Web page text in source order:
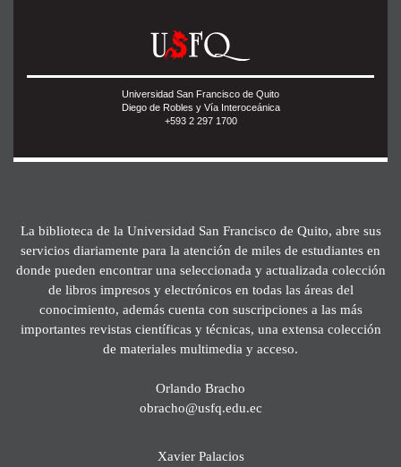
Universidad San Francisco de Quito
Diego de Robles y Vía Interoceánica
+593 2 297 1700
La biblioteca de la Universidad San Francisco de Quito, abre sus
servicios diariamente para la atención de miles de estudiantes en
donde pueden encontrar una seleccionada y actualizada colección
de libros impresos y electrónicos en todas las áreas del
conocimiento, además cuenta con suscripciones a las más
importantes revistas científicas y técnicas, una extensa colección
de materiales multimedia y acceso.
Orlando Bracho
obracho@usfq.edu.ec
Xavier Palacios